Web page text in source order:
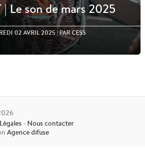
| Le son de mars 2025
02 AVRIL 2025| PAR CESS
Lire l'article
- Nous contacter
Agence difuse